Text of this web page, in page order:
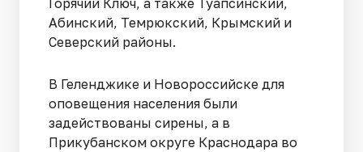
Абинский, Темрюкский, Крымский и
Северский районы.
В Геленджике и Новороссийске для
оповещения населения были
задействованы сирены, а в
Прикубанском округе Краснодара во